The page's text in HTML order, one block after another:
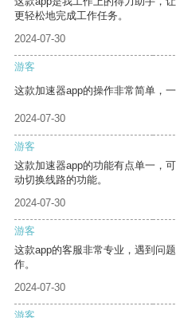
更轻松地完成工作任务。
2024-07-30
游客
这款加速器app的操作非常简单，
2024-07-30
游客
这款加速器app的功能有点单一，
动切换线路的功能。
2024-07-30
游客
这款app的客服非常专业，遇到问
作。
2024-07-30
游客